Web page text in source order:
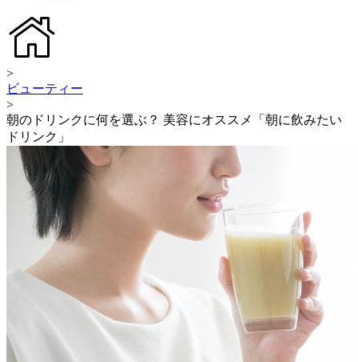
>
ビューティー
>
朝のドリンクに何を選ぶ？ 美容にオススメ「朝に飲みたい
ドリンク」